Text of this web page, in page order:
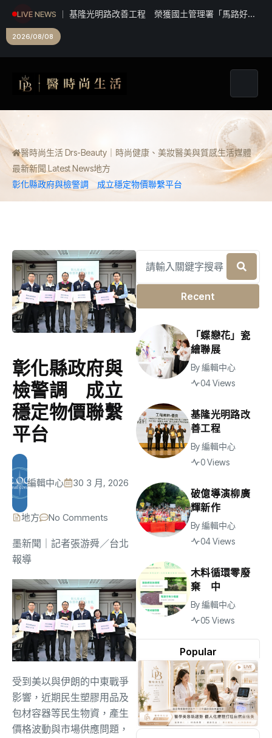
LIVE NEWS
行」優良獎
破億導演柳廣輝新作《我的神隊友》全片台中拍
2026/08/08
醫時尚生活 Drs-Beauty｜時尚健康、美妝醫美與質感生活媒體
最新新聞 Latest News地方
彰化縣政府與檢警調 成立穩定物價聯繫平台
彰化縣政府與
檢警調 成立
穩定物價聯繫
平台
編輯中心 30 3 月, 2026
地方 No Comments
墨新聞 ｜記者張游舜／台北
報導
受到美以與伊朗的中東戰爭
影響，近期民生塑膠用品及
包材容器等民生物資，產生
價格波動與市場供應問題，
Recent
Popular
「蝶戀花」瓷
繪聯展
By編輯中心
04 Views
基隆光明路改
善工程
By編輯中心
0 Views
破億導演柳廣
輝新作
By編輯中心
04 Views
木料循環零廢
棄 中
By編輯中心
05 Views